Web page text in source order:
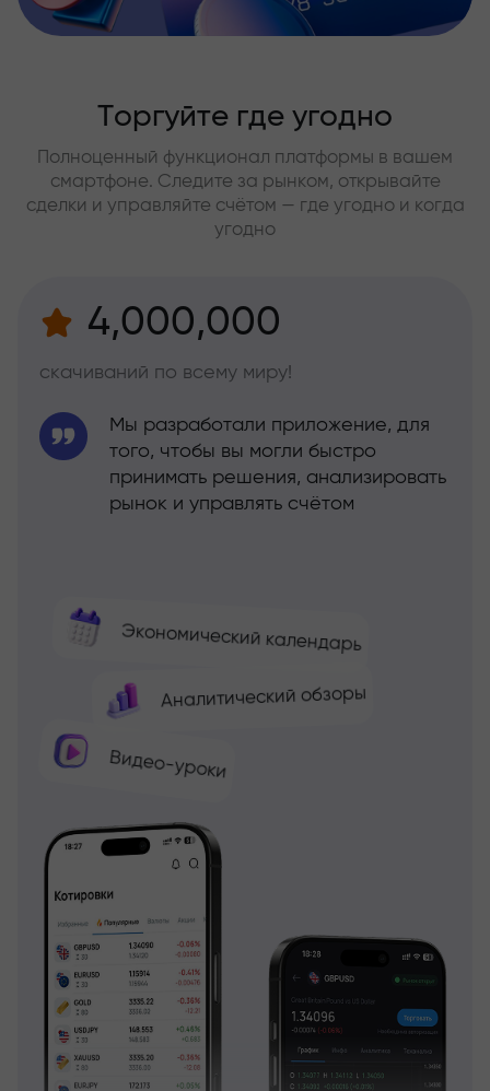
Торгуйте где угодно
Полноценный функционал платформы в вашем
смартфоне. Следите за рынком, открывайте
сделки и управляйте счётом — где угодно и когда
угодно
4,000,000
скачиваний по всему миру!
Экономический календарь
Аналитический обзоры
Видео-уроки
Мы разработали приложение, для
того, чтобы вы могли быстро
принимать решения, анализировать
рынок и управлять счётом